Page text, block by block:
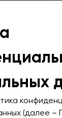
(далее –